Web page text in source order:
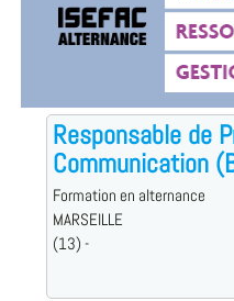
Responsable de
Communication
Formation en alternance
MARSEILLE
(13) -